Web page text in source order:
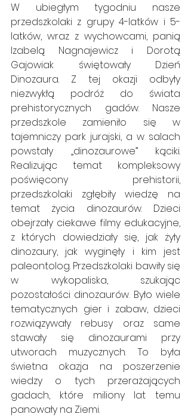
W ubiegłym tygodniu nasze
przedszkolaki z grupy 4-latków i 5-
latków, wraz z wychowcami, panią
Izabelą Nagnajewicz i Dorotą
Gajowiak świętowały Dzień
Dinozaura. Z tej okazji odbyły
niezwykłą podróż do świata
prehistorycznych gadów. Nasze
przedszkole zamieniło się w
tajemniczy park jurajski, a w salach
powstały „dinozaurowe” kąciki.
Realizując temat kompleksowy
poświęcony prehistorii,
przedszkolaki zgłębiły wiedzę na
temat życia dinozaurów. Dzieci
obejrzały ciekawe filmy edukacyjne,
z których dowiedziały się, jak żyły
dinozaury, jak wyginęły i kim jest
paleontolog. Przedszkolaki bawiły się
w wykopaliska, szukając
pozostałości dinozaurów. Było wiele
tematycznych gier i zabaw, dzieci
rozwiązywały rebusy oraz same
stawały się dinozaurami przy
utworach muzycznych. To była
świetna okazja na poszerzenie
wiedzy o tych przerażających
gadach, które miliony lat temu
panowały na Ziemi.